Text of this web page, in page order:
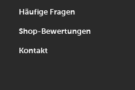
Häufige Fragen
Shop-Bewertungen
Kontakt